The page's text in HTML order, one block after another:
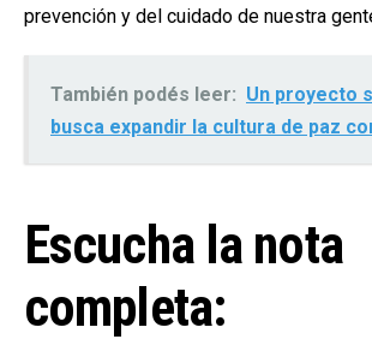
prevención y del cuidado de nuestra
También podés leer: Un proyecto
busca expandir la cultura de paz
Escucha la nota
completa: